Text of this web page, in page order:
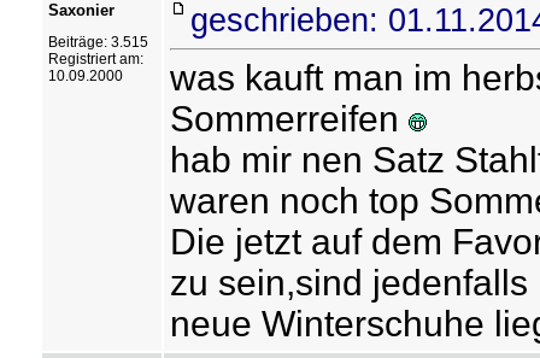
Saxonier
Beiträge: 3.515
Registriert am:
10.09.2000
geschrieben:
was kauft man im
Sommerreifen
hab mir nen Satz
waren noch top
Die jetzt auf dem
zu sein,sind
neue Winterschuhe